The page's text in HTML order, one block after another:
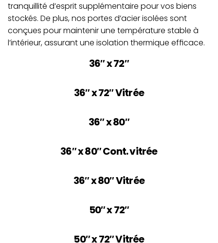
tranquillité d’esprit supplémentaire pour vos biens
stockés. De plus, nos portes d’acier isolées sont
conçues pour maintenir une température stable à
l’intérieur, assurant une isolation thermique efficace.
36″ x 72″
36″ x 72″ Vitrée
36″ x 80″
36″ x 80″ Cont. vitrée
36″ x 80″ Vitrée
50″ x 72″
50″ x 72″ Vitrée